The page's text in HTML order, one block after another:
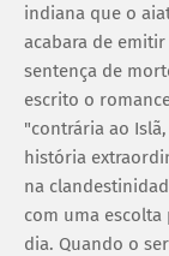
indiana que o
acabara de
sentença de
escrito o
"contrária ao
história
na
com uma
dia. Quando o